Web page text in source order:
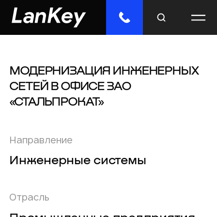
Меню
Главная
ИТ-решения
Инженерные системы
МОДЕРНИЗАЦИЯ ИНЖЕНЕРНЫХ
СЕТЕЙ В ОФИСЕ ЗАО
«СТАЛЬПРОКАТ»
Отрасль
Направление
Инженерные системы